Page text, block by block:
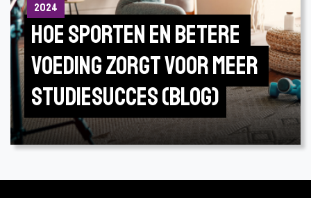
2024
Hoe sporten en betere
voeding zorgt voor meer
studiesucces (Blog)